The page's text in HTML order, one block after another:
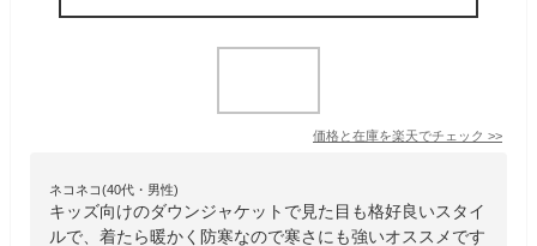
価格と在庫を楽天でチェック >>
ネコネコ(40代・男性)
キッズ向けのダウンジャケットで見た目も格好良いスタイ
ルで、着たら暖かく防寒なので寒さにも強いオススメです